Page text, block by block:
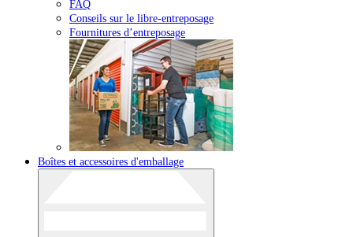
FAQ
Conseils sur le libre-entreposage
Fournitures d’entreposage
Boîtes et accessoires d'emballage